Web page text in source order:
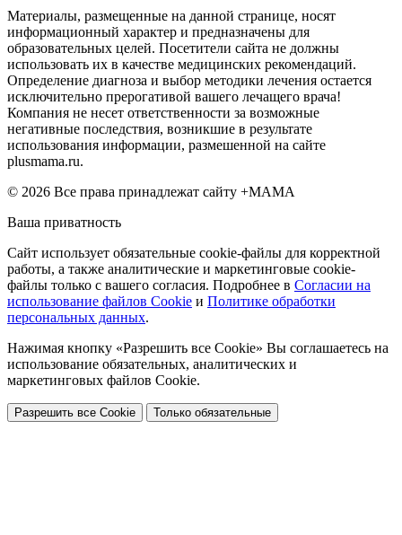
Материалы, размещенные на данной странице, носят
информационный характер и предназначены для
образовательных целей. Посетители сайта не должны
использовать их в качестве медицинских рекомендаций.
Определение диагноза и выбор методики лечения остается
исключительно прерогативой вашего лечащего врача!
Компания не несет ответственности за возможные
негативные последствия, возникшие в результате
использования информации, размешенной на сайте
plusmama.ru.
© 2026 Все права принадлежат сайту +МАМА
Ваша приватность
Сайт использует обязательные cookie-файлы для корректной
работы, а также аналитические и маркетинговые cookie-
файлы только с вашего согласия. Подробнее в Согласии на
использование файлов Cookie и Политике обработки
персональных данных.
Нажимая кнопку «Разрешить все Cookie» Вы соглашаетесь на
использование обязательных, аналитических и
маркетинговых файлов Cookie.
Разрешить все Cookie Только обязательные